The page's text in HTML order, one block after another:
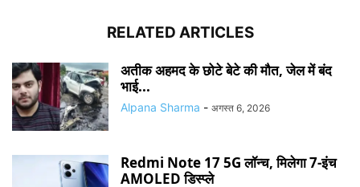
RELATED ARTICLES
अतीक अहमद के छोटे बेटे की मौत, जेल में बंद
भाई...
Alpana Sharma - अगस्त 6, 2026
Redmi Note 17 5G लॉन्च, मिलेगा 7-इंच
AMOLED डिस्प्ले